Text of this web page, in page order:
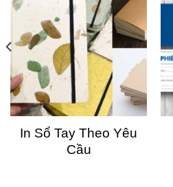
In Sổ Tay Theo Yêu
Cầu